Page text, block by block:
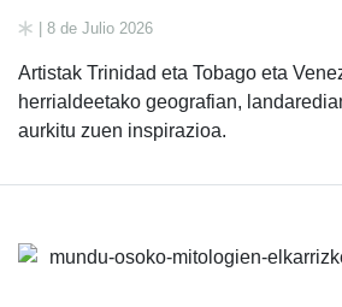
| 8 de Julio 2026
Artistak Trinidad eta Tobago eta
herrialdeetako geografian,
aurkitu zuen inspirazioa.